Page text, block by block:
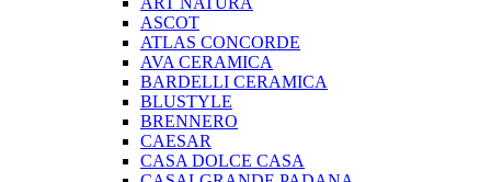
ASCOT
ATLAS CONCORDE
AVA CERAMICA
BARDELLI CERAMICA
BLUSTYLE
BRENNERO
CAESAR
CASA DOLCE CASA